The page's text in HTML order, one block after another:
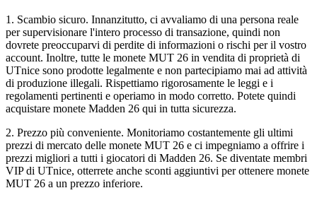
1. Scambio sicuro. Innanzitutto, ci avvaliamo di una persona reale
per supervisionare l'intero processo di transazione, quindi non
dovrete preoccuparvi di perdite di informazioni o rischi per il vostro
account. Inoltre, tutte le monete MUT 26 in vendita di proprietà di
UTnice sono prodotte legalmente e non partecipiamo mai ad attività
di produzione illegali. Rispettiamo rigorosamente le leggi e i
regolamenti pertinenti e operiamo in modo corretto. Potete quindi
acquistare monete Madden 26 qui in tutta sicurezza.
2. Prezzo più conveniente. Monitoriamo costantemente gli ultimi
prezzi di mercato delle monete MUT 26 e ci impegniamo a offrire i
prezzi migliori a tutti i giocatori di Madden 26. Se diventate membri
VIP di UTnice, otterrete anche sconti aggiuntivi per ottenere monete
MUT 26 a un prezzo inferiore.